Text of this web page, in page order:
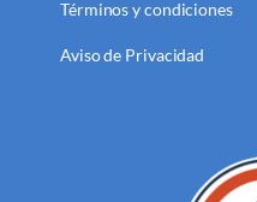
Términos y condiciones
Aviso de Privacidad